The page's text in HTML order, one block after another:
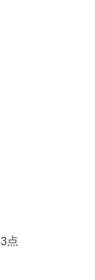
点